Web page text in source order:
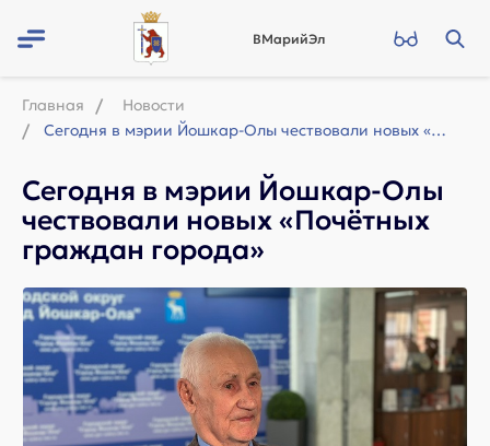
ВМарийЭл
Главная
Новости
Сегодня в мэрии Йошкар-Олы чествовали новых «Почётных граждан города»
Сегодня в мэрии Йошкар-Олы
чествовали новых «Почётных
граждан города»